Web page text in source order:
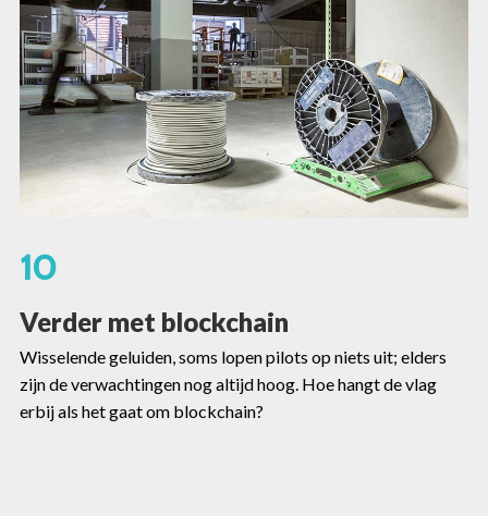
10
Verder met blockchain
Wisselende geluiden, soms lopen pilots op niets uit; elders
zijn de verwachtingen nog altijd hoog. Hoe hangt de vlag
erbij als het gaat om blockchain?